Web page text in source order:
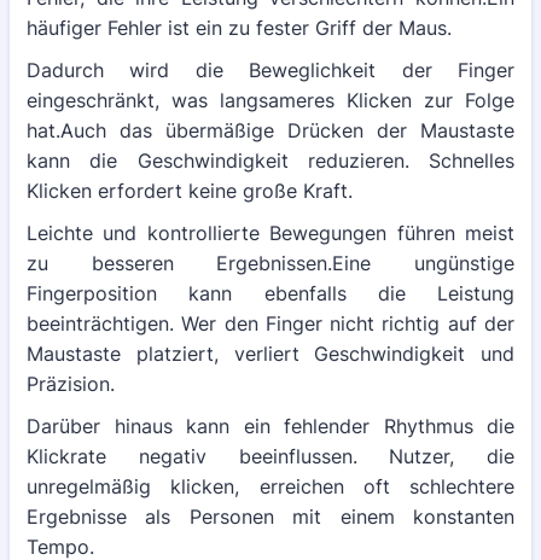
häufiger Fehler ist ein zu fester Griff der Maus.
Dadurch wird die Beweglichkeit der Finger
eingeschränkt, was langsameres Klicken zur Folge
hat.Auch das übermäßige Drücken der Maustaste
kann die Geschwindigkeit reduzieren. Schnelles
Klicken erfordert keine große Kraft.
Leichte und kontrollierte Bewegungen führen meist
zu besseren Ergebnissen.Eine ungünstige
Fingerposition kann ebenfalls die Leistung
beeinträchtigen. Wer den Finger nicht richtig auf der
Maustaste platziert, verliert Geschwindigkeit und
Präzision.
Darüber hinaus kann ein fehlender Rhythmus die
Klickrate negativ beeinflussen. Nutzer, die
unregelmäßig klicken, erreichen oft schlechtere
Ergebnisse als Personen mit einem konstanten
Tempo.